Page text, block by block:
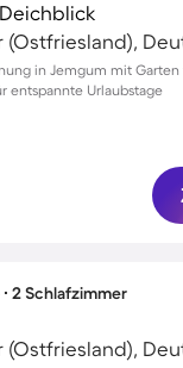
(Ostfriesland),
in Jemgum mit Garten
entspannte Urlaubstage
∙ 2 Schlafzimmer
(Ostfriesland),